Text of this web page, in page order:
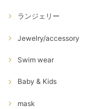
ランジェリー
Jewelry/accessory
Swim wear
Baby & Kids
mask